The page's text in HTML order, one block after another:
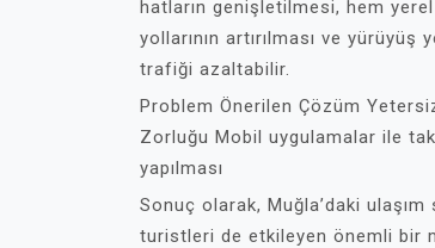
hatların genişletilmesi, hem
yollarının artırılması ve
trafiği azaltabilir.
Problem Önerilen Çözüm
Zorluğu Mobil uygulamalar ile
yapılması
Sonuç olarak, Muğla’daki
turistleri de etkileyen önemli bir